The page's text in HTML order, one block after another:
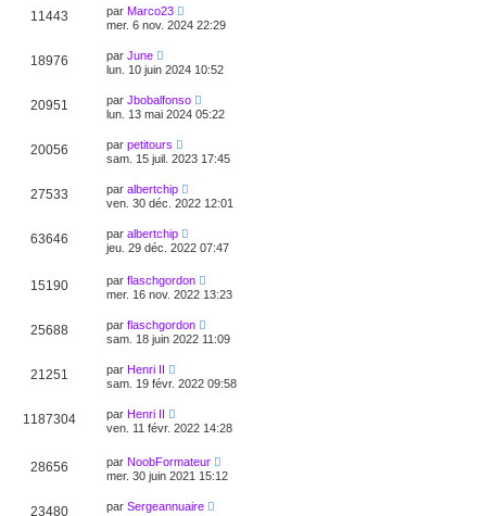
11443 par Marco23
mer. 6 nov. 2024 22:29
18976 par June
lun. 10 juin 2024 10:52
20951 par Jbobalfonso
lun. 13 mai 2024 05:22
20056 par petitours
sam. 15 juil. 2023 17:45
27533 par albertchip
ven. 30 déc. 2022 12:01
63646 par albertchip
jeu. 29 déc. 2022 07:47
15190 par flaschgordon
mer. 16 nov. 2022 13:23
25688 par flaschgordon
sam. 18 juin 2022 11:09
21251 par Henri II
sam. 19 févr. 2022 09:58
1187304 par Henri II
ven. 11 févr. 2022 14:28
28656 par NoobFormateur
mer. 30 juin 2021 15:12
23480 par Sergeannuaire